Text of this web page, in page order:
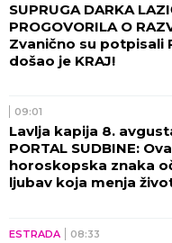
SUPRUGA DARKA
PROGOVORILA O
Zvanično su potpisali
došao je KRAJ!
09:01
Lavlja kapija 8.
PORTAL SUDBINE:
horoskopska znaka
ljubav koja menja
ESTRADA 08:33